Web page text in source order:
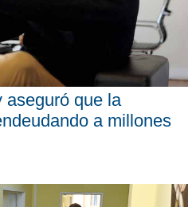
aseguró que la
a millones